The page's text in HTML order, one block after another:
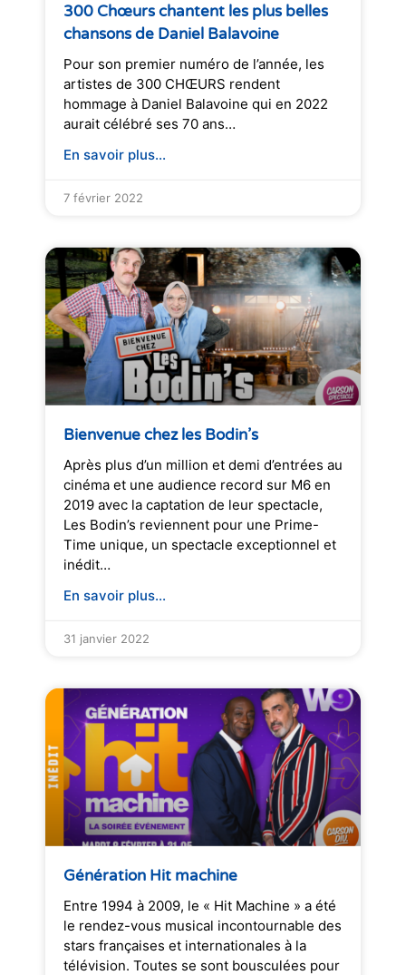
300 Chœurs chantent les plus belles
chansons de Daniel Balavoine
Pour son premier numéro de l’année, les
artistes de 300 CHŒURS rendent
hommage à Daniel Balavoine qui en 2022
aurait célébré ses 70 ans…
En savoir plus...
7 février 2022
Bienvenue chez les Bodin’s
Après plus d’un million et demi d’entrées au
cinéma et une audience record sur M6 en
2019 avec la captation de leur spectacle,
Les Bodin’s reviennent pour une Prime-
Time unique, un spectacle exceptionnel et
inédit…
En savoir plus...
31 janvier 2022
Génération Hit machine
Entre 1994 à 2009, le « Hit Machine » a été
le rendez-vous musical incontournable des
stars françaises et internationales à la
télévision. Toutes se sont bousculées pour